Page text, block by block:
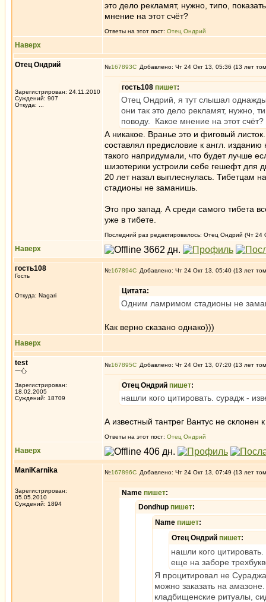
это дело рекламят, нужно, типо,
мнение на этот счёт?
Ответы на этот пост: Отец Ондрий
Наверх
Отец Ондрий
Зарегистрирован: 24.11.2010
Суждений: 907
Откуда: ...
№167893 Добавлено: Чт 24 Окт 13, 05:36 (13 лет
гость108 пишет:
Отец Ондрий, я тут слышал
они так это дело рекламят, нужно,
поводу. Какое мнение на этот счёт?
А никакое. Вранье это и фиговый
составлял предисловие к англ.
такого напридумали, что будет лучше
шизотерики устроили себе гешефт для
20 лет назал выплеснулась. Тибетцам
стадионы не заманишь.
Это про запад. А среди самого тибета
уже в тибете.
Последний раз редактировалось: Отец Ондрий (Чт 24
Наверх
гость108
Гость
Откуда: Nagari
№167894 Добавлено: Чт 24 Окт 13, 05:40 (13 лет
Цитата:
Одним ламримом стадионы не
Как верно сказано однако)))
Наверх
test
一心
Зарегистрирован:
18.02.2005
Суждений: 18709
№167895 Добавлено: Чт 24 Окт 13, 07:20 (13 лет
Отец Ондрий пишет:
нашли кого цитировать. сурадж -
А известный тантрег Вантус не склонен
Ответы на этот пост: Отец Ондрий
Наверх
ManiKarnika
Зарегистрирован:
05.05.2010
Суждений: 1894
№167896 Добавлено: Чт 24 Окт 13, 07:49 (13 лет
Name пишет:
Dondhup пишет:
Name пишет:
Отец Ондрий пишет:
нашли кого
еще на заборе
Я процитировал не
можно заказать на
кладбищенские ритуалы,